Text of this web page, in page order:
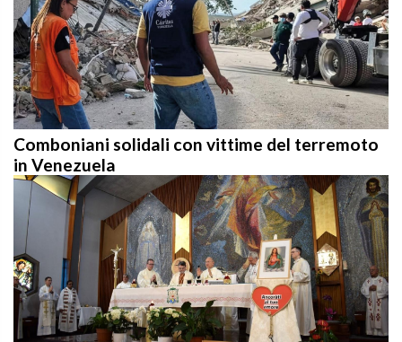
Comboniani solidali con vittime del terremoto
in Venezuela